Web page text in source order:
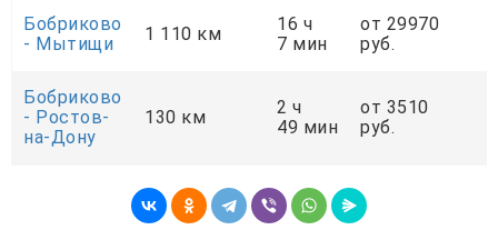
Бобриково
- Мытищи
1 110 км
16 ч
7 мин
от 29970
руб.
Бобриково
- Ростов-
на-Дону
130 км
2 ч
49 мин
от 3510
руб.